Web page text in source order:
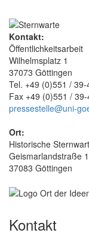
Kontakt:
Öffentlichkeitsarbeit
Wilhelmsplatz 1
37073 Göttingen
Tel. +49 (0)551 / 39-
Fax +49 (0)551 / 39-
pressestelle@uni-
Ort:
Historische
Geismarlandstraße
37083 Göttingen
Kontakt